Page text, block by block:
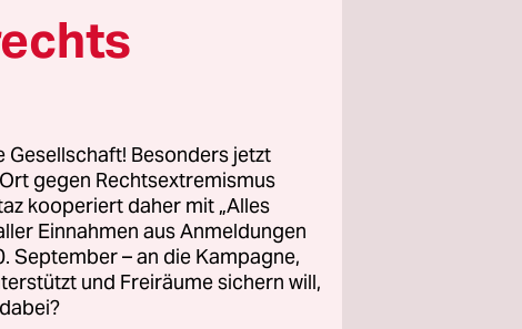
Chefin
Macht.
So
als
Besonders jetzt
gegen Rechtsextremismus
kooperiert daher mit „Alles
Einnahmen aus Anmeldungen
September – an die Kampagne,
und Freiräume sichern will,